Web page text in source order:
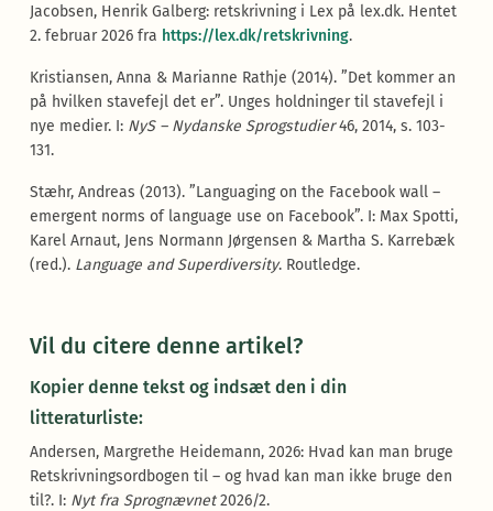
Jacobsen, Henrik Galberg: retskrivning i Lex på lex.dk. Hentet
2. februar 2026 fra https://lex.dk/retskrivning.
Kristiansen, Anna & Marianne Rathje (2014). ”Det kommer an
på hvilken stavefejl det er”. Unges holdninger til stavefejl i
nye medier. I: NyS – Nydanske Sprogstudier46, 2014, s. 103-
131.
Stæhr, Andreas (2013). ”Languaging on the Facebook wall –
emergent norms of language use on Facebook”. I: Max Spotti,
Karel Arnaut, Jens Normann Jørgensen & Martha S. Karrebæk
(red.). Language and Superdiversity. Routledge.
Vil du citere denne artikel?
Kopier denne tekst og indsæt den i din
litteraturliste:
Andersen, Margrethe Heidemann, 2026: Hvad kan man bruge
Retskrivningsordbogen til – og hvad kan man ikke bruge den
til?. I: Nyt fra Sprognævnet2026/2.